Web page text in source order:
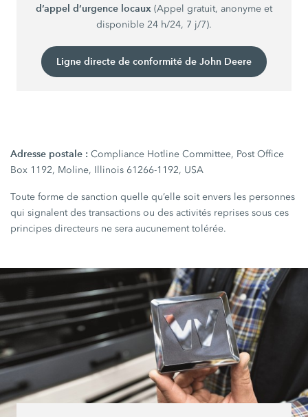
d’appel d’urgence locaux (Appel gratuit, anonyme et
disponible 24 h/24, 7 j/7).
Ligne directe de conformité de John Deere
Adresse postale :Compliance Hotline Committee, Post Office
Box 1192, Moline, Illinois 61266-1192, USA
Toute forme de sanction quelle qu’elle soit envers les personnes
qui signalent des transactions ou des activités reprises sous ces
principes directeurs ne sera aucunement tolérée.